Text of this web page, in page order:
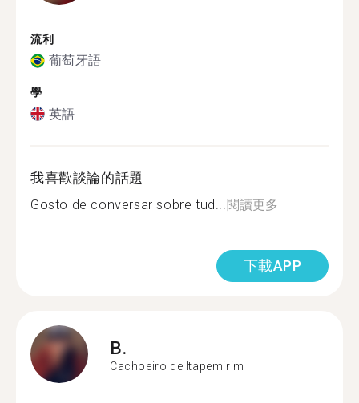
流利
葡萄牙語
學
英語
我喜歡談論的話題
Gosto de conversar sobre tud... 閱讀更多
下載APP
B.
Cachoeiro de Itapemirim